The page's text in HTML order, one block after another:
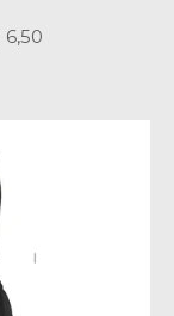
6,50